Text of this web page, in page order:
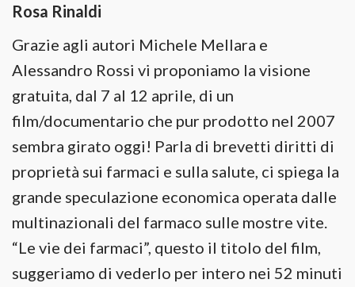
Rosa Rinaldi
Grazie agli autori Michele Mellara e
Alessandro Rossi vi proponiamo la visione
gratuita, dal 7 al 12 aprile, di un
film/documentario che pur prodotto nel 2007
sembra girato oggi! Parla di brevetti diritti di
proprietà sui farmaci e sulla salute, ci spiega la
grande speculazione economica operata dalle
multinazionali del farmaco sulle mostre vite.
“Le vie dei farmaci”, questo il titolo del film,
suggeriamo di vederlo per intero nei 52 minuti